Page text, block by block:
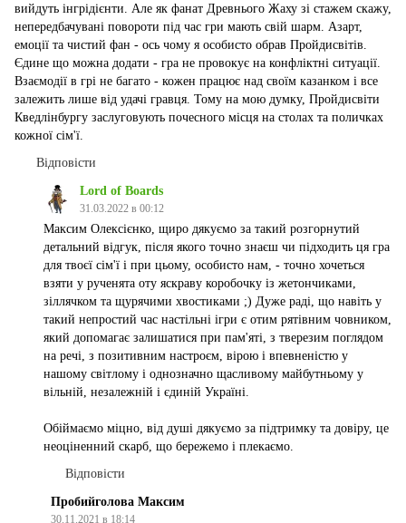
вийдуть інгрідієнти. Але як фанат Древнього Жаху зі стажем скажу,
непередбачувані повороти під час гри мають свій шарм. Азарт,
емоції та чистий фан - ось чому я особисто обрав Пройдисвітів.
Єдине що можна додати - гра не провокує на конфліктні ситуації.
Взаємодії в грі не багато - кожен працює над своїм казанком і все
залежить лише від удачі гравця. Тому на мою думку, Пройдисвіти
Кведлінбургу заслуговують почесного місця на столах та поличках
кожної сім'ї.
Відповісти
Lord of Boards
31.03.2022 в 00:12
Максим Олексієнко, щиро дякуємо за такий розгорнутий
детальний відгук, після якого точно знаєш чи підходить ця гра
для твоєї сім'ї і при цьому, особисто нам, - точно хочеться
взяти у рученята оту яскраву коробочку із жетончиками,
зіллячком та щурячими хвостиками ;) Дуже раді, що навіть у
такий непростий час настільні ігри є отим рятівним човником,
який допомагає залишатися при пам'яті, з тверезим поглядом
на речі, з позитивним настроєм, вірою і впевненістю у
нашому світлому і однозначно щасливому майбутньому у
вільній, незалежній і єдиній Україні.
Обіймаємо міцно, від душі дякуємо за підтримку та довіру, це
неоціненний скарб, що бережемо і плекаємо.
Відповісти
Пробийголова Максим
30.11.2021 в 18:14